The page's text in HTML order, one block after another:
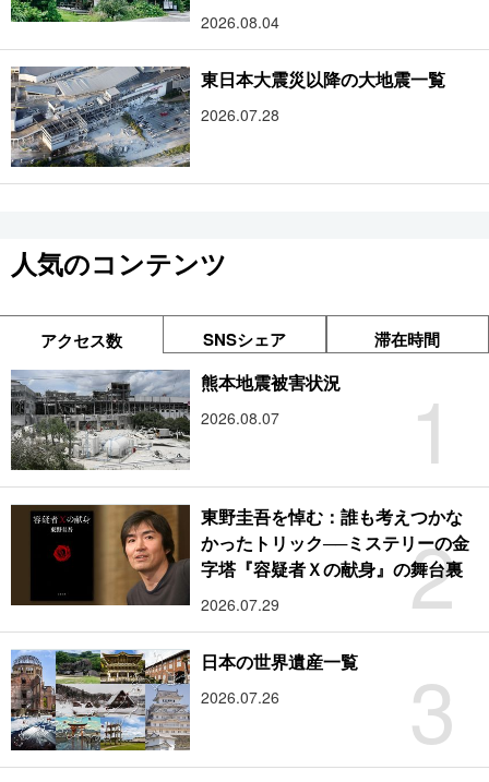
2026.08.04
東日本大震災以降の大地震一覧
2026.07.28
人気のコンテンツ
アクセス数 SNSシェア 滞在時間
1
熊本地震被害状況
2026.08.07
2
東野圭吾を悼む：誰も考えつかな
かったトリック──ミステリーの金
字塔『容疑者Ｘの献身』の舞台裏
2026.07.29
3
日本の世界遺産一覧
2026.07.26